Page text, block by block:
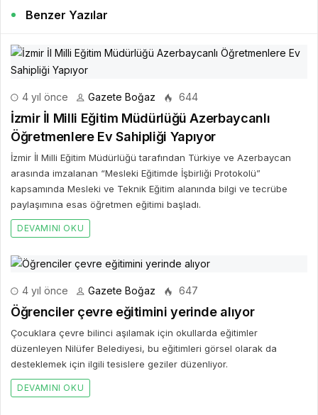
Benzer Yazılar
4 yıl önce Gazete Boğaz 644
İzmir İl Milli Eğitim Müdürlüğü Azerbaycanlı
Öğretmenlere Ev Sahipliği Yapıyor
İzmir İl Milli Eğitim Müdürlüğü tarafından Türkiye ve Azerbaycan
arasında imzalanan “Mesleki Eğitimde İşbirliği Protokolü”
kapsamında Mesleki ve Teknik Eğitim alanında bilgi ve tecrübe
paylaşımına esas öğretmen eğitimi başladı.
DEVAMINI OKU
4 yıl önce Gazete Boğaz 647
Öğrenciler çevre eğitimini yerinde alıyor
Çocuklara çevre bilinci aşılamak için okullarda eğitimler
düzenleyen Nilüfer Belediyesi, bu eğitimleri görsel olarak da
desteklemek için ilgili tesislere geziler düzenliyor.
DEVAMINI OKU